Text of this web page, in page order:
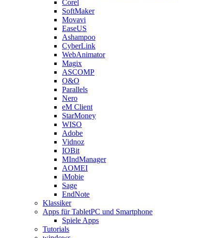
Corel
SoftMaker
Movavi
EaseUS
Ashampoo
CyberLink
WebAnimator
Magix
ASCOMP
O&O
Parallels
Nero
eM Client
StarMoney
WISO
Adobe
Vidnoz
IOBit
MIndManager
AOMEI
iMobie
Sage
EndNote
Klassiker
Apps für TabletPC und Smartphone
Spiele Apps
Tutorials